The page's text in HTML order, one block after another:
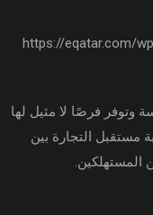
وتوفر فرصًا لا مثيل لها
مستقبل التجارة بين
المستهلكين.